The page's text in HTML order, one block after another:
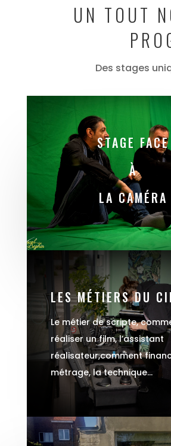
UN TOUT
Des stages
STAGE FACE
À
LA CAMÉRA
LES MÉTIERS DU
Le métier de scripte,
réaliser un film, l’assistant
réalisateur,comment
métrage, la technique…